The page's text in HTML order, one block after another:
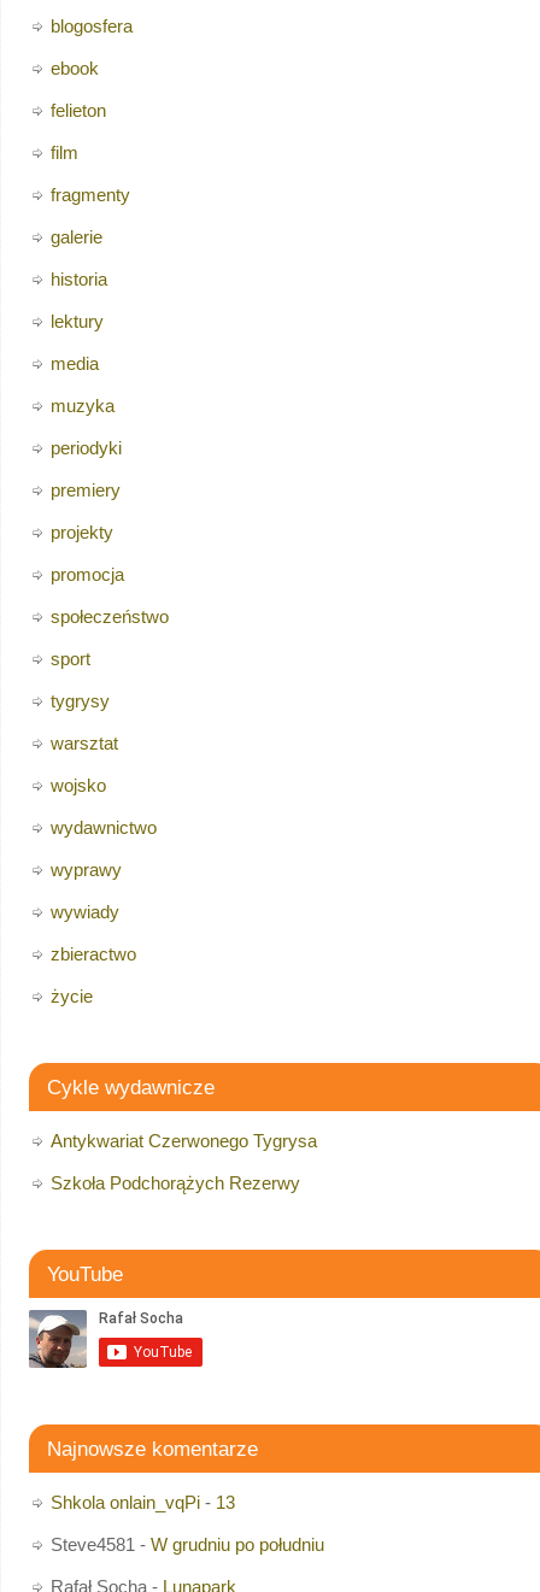
blogosfera
ebook
felieton
film
fragmenty
galerie
historia
lektury
media
muzyka
periodyki
premiery
projekty
promocja
społeczeństwo
sport
tygrysy
warsztat
wojsko
wydawnictwo
wyprawy
wywiady
zbieractwo
życie
Cykle wydawnicze
Antykwariat Czerwonego Tygrysa
Szkoła Podchorążych Rezerwy
YouTube
Najnowsze komentarze
Shkola onlain_vqPi- 13
Steve4581 - W grudniu po południu
Rafał Socha- Lunapark